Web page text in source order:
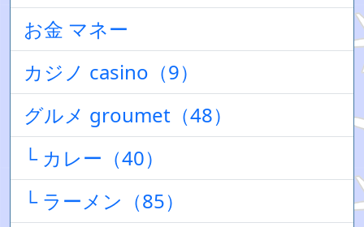
お金 マネー
カジノ casino（9）
グルメ groumet（48）
└ カレー（40）
└ ラーメン（85）